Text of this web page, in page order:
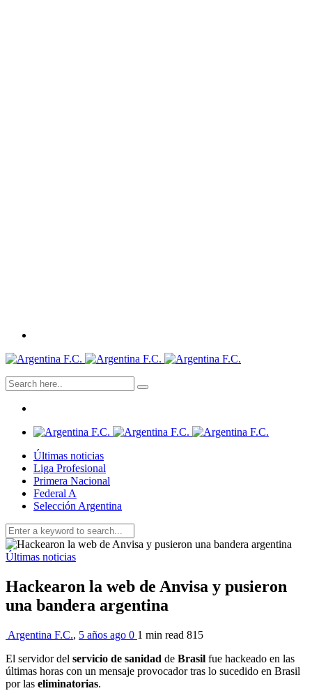
Últimas noticias
Liga Profesional
Primera Nacional
Federal A
Selección Argentina
Últimas noticias
Hackearon la web de Anvisa y pusieron
una bandera argentina
Argentina F.C., 5 años ago 0 1 min read 815
El servidor del servicio de sanidad de Brasil fue hackeado en las
últimas horas con un mensaje provocador tras lo sucedido en Brasil
por las eliminatorias.